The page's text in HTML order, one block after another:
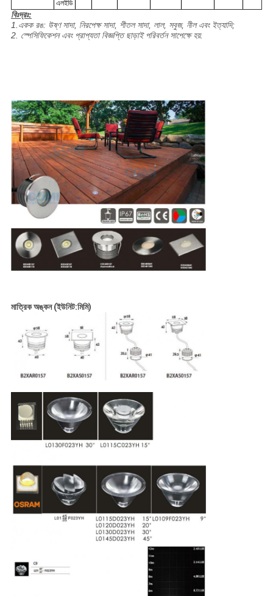
এলইডি
বিঃদ্রঃ:
1.একক রঙ: উষ্ণ সাদা, নিরপেক্ষ সাদা, শীতল সাদা, লাল, সবুজ, নীল এবং ইত্যাদি;
2. স্পেসিফিকেশন এবং প্রাপ্যতা বিজ্ঞপ্তি ছাড়াই পরিবর্তন সাপেক্ষে হয়.
মাত্রিক অঙ্কন (ইউনিট:মিমি)